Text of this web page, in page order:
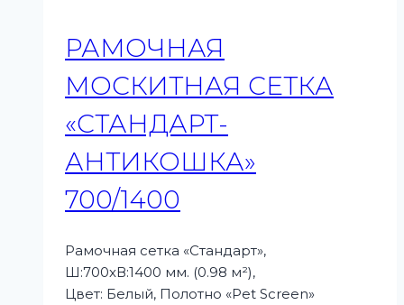
РАМОЧНАЯ
МОСКИТНАЯ СЕТКА
«СТАНДАРТ-
АНТИКОШКА»
700/1400
Рамочная сетка «Стандарт»,
Ш:700xВ:1400 мм. (0.98 м²),
Цвет: Белый, Полотно «Pet Screen»